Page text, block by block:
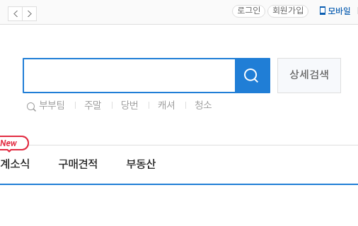
로그인 회원가입 모바일
상세검색
부부팀 주말 당번 캐셔 청소
소식 구매견적 부동산